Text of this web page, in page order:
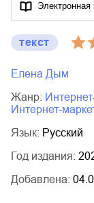
Электронная
текст
Елена Дым
Жанр:
интернет-
Язык: Русский
Год издания:
Добавлена: